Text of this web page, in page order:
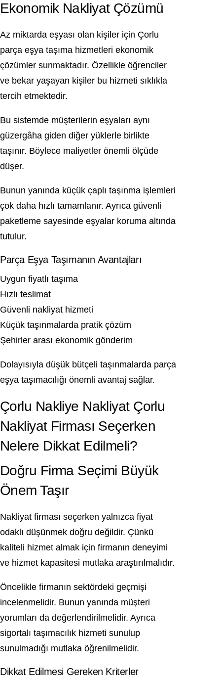
Ekonomik Nakliyat Çözümü
Az miktarda eşyası olan kişiler için Çorlu
parça eşya taşıma hizmetleri ekonomik
çözümler sunmaktadır. Özellikle öğrenciler
ve bekar yaşayan kişiler bu hizmeti sıklıkla
tercih etmektedir.
Bu sistemde müşterilerin eşyaları aynı
güzergâha giden diğer yüklerle birlikte
taşınır. Böylece maliyetler önemli ölçüde
düşer.
Bunun yanında küçük çaplı taşınma işlemleri
çok daha hızlı tamamlanır. Ayrıca güvenli
paketleme sayesinde eşyalar koruma altında
tutulur.
Parça Eşya Taşımanın Avantajları
Uygun fiyatlı taşıma
Hızlı teslimat
Güvenli nakliyat hizmeti
Küçük taşınmalarda pratik çözüm
Şehirler arası ekonomik gönderim
Dolayısıyla düşük bütçeli taşınmalarda parça
eşya taşımacılığı önemli avantaj sağlar.
Çorlu Nakliye Nakliyat Çorlu
Nakliyat Firması Seçerken
Nelere Dikkat Edilmeli?
Doğru Firma Seçimi Büyük
Önem Taşır
Nakliyat firması seçerken yalnızca fiyat
odaklı düşünmek doğru değildir. Çünkü
kaliteli hizmet almak için firmanın deneyimi
ve hizmet kapasitesi mutlaka araştırılmalıdır.
Öncelikle firmanın sektördeki geçmişi
incelenmelidir. Bunun yanında müşteri
yorumları da değerlendirilmelidir. Ayrıca
sigortalı taşımacılık hizmeti sunulup
sunulmadığı mutlaka öğrenilmelidir.
Dikkat Edilmesi Gereken Kriterler